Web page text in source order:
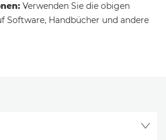
Verwenden Sie die obigen
Software, Handbücher und andere